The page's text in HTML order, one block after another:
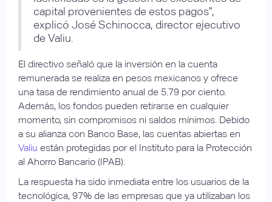
capital provenientes de estos pagos”,
explicó José Schinocca, director ejecutivo
de Valiu.
El directivo señaló que la inversión en la cuenta
remunerada se realiza en pesos mexicanos y ofrece
una tasa de rendimiento anual de 5.79 por ciento.
Además, los fondos pueden retirarse en cualquier
momento, sin compromisos ni saldos mínimos. Debido
a su alianza con Banco Base, las cuentas abiertas en
Valiu están protegidas por el Instituto para la Protección
al Ahorro Bancario (IPAB).
La respuesta ha sido inmediata entre los usuarios de la
tecnológica, 97% de las empresas que ya utilizaban los